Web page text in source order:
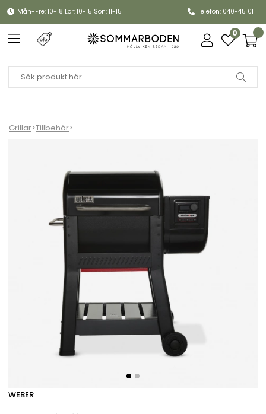
Mån-Fre: 10-18 Lör: 10-15 Sön: 11-15 Telefon: 040-45 01 11
0
Grillar>Tillbehör>
WEBER